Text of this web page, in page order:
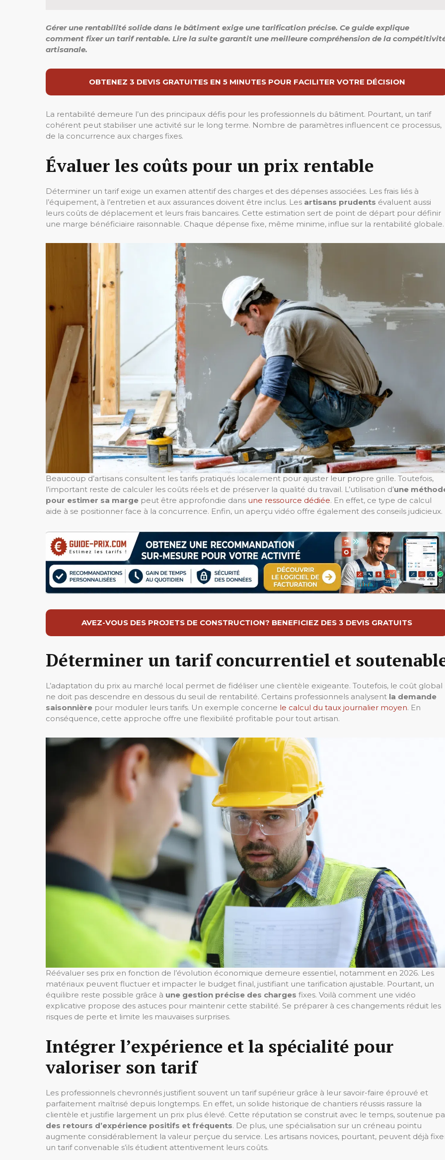
Gérer une rentabilité solide dans le bâtiment exige une tarification précise. Ce guide explique
comment fixer un tarif rentable. Lire la suite garantit une meilleure compréhension de la
artisanale.
OBTENEZ 3 DEVIS GRATUITES EN 5 MINUTES POUR FACILITER VOTRE DÉCISION
La rentabilité demeure l’un des principaux défis pour les professionnels du bâtiment. Pourtant, un tarif
cohérent peut stabiliser une activité sur le long terme. Nombre de paramètres influencent ce processus,
de la concurrence aux charges fixes.
Évaluer les coûts pour un prix rentable
Déterminer un tarif exige un examen attentif des charges et des dépenses associées. Les frais liés à
l’équipement, à l’entretien et aux assurances doivent être inclus. Les artisans prudents évaluent aussi
leurs coûts de déplacement et leurs frais bancaires. Cette estimation sert de point de départ pour définir
une marge bénéficiaire raisonnable. Chaque dépense fixe, même minime, influe sur la rentabilité globale.
Beaucoup d’artisans consultent les tarifs pratiqués localement pour ajuster leur propre grille. Toutefois,
l’important reste de calculer les coûts réels et de préserver la qualité du travail. L’utilisation d’une
pour estimer sa marge peut être approfondie dans une ressource dédiée. En effet, ce type de calcul
aide à se positionner face à la concurrence. Enfin, un aperçu vidéo offre également des conseils judicieux.
AVEZ-VOUS DES PROJETS DE CONSTRUCTION? BENEFICIEZ DES 3 DEVIS GRATUITS
Déterminer un tarif concurrentiel et
L’adaptation du prix au marché local permet de fidéliser une clientèle exigeante. Toutefois, le coût global
ne doit pas descendre en dessous du seuil de rentabilité. Certains professionnels analysent la demande
saisonnière pour moduler leurs tarifs. Un exemple concerne le calcul du taux journalier moyen. En
conséquence, cette approche offre une flexibilité profitable pour tout artisan.
Réévaluer ses prix en fonction de l’évolution économique demeure essentiel, notamment en 2026. Les
matériaux peuvent fluctuer et impacter le budget final, justifiant une tarification ajustable. Pourtant, un
équilibre reste possible grâce à une gestion précise des charges fixes. Voilà comment une vidéo
explicative propose des astuces pour maintenir cette stabilité. Se préparer à ces changements réduit les
risques de perte et limite les mauvaises surprises.
Intégrer l’expérience et la spécialité pour
valoriser son tarif
Les professionnels chevronnés justifient souvent un tarif supérieur grâce à leur savoir-faire éprouvé et
parfaitement maîtrisé depuis longtemps. En effet, un solide historique de chantiers réussis rassure la
clientèle et justifie largement un prix plus élevé. Cette réputation se construit avec le temps, soutenue
des retours d’expérience positifs et fréquents. De plus, une spécialisation sur un créneau pointu
augmente considérablement la valeur perçue du service. Les artisans novices, pourtant, peuvent déjà
un tarif convenable s’ils étudient attentivement leurs coûts.